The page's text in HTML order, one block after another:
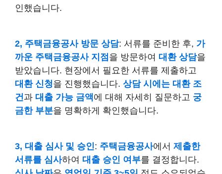
인했습니다.
2, 주택금융공사 방문 상담: 서류를 준비한 후, 가
까운 주택금융공사 지점 을 방문하여 대환 상담을
받았습니다. 현장에서 필요한 서류를 제출하고
대환 신청을 진행했습니다. 상담 시에는 대환 조
건과 대출 가능 금액에 대해 자세히 질문하고 궁
금한 부분을 명확하게 확인했습니다.
3, 대출 심사 및 승인: 주택금융공사에서 제출한
서류를 심사하여 대출 승인 여부를 결정합니다.